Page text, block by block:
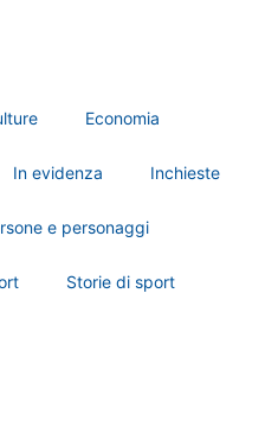
Economia
In evidenza Inchieste
e personaggi
Storie di sport